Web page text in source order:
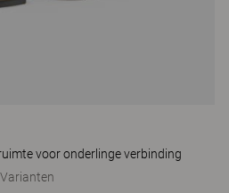
voor onderlinge verbinding